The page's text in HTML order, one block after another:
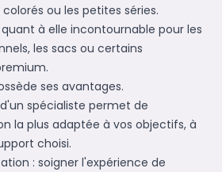
ou les petites séries.
à elle incontournable pour les
les sacs ou certains
ses avantages.
spécialiste permet de
la plus adaptée à vos objectifs, à
choisi.
: soigner l'expérience de